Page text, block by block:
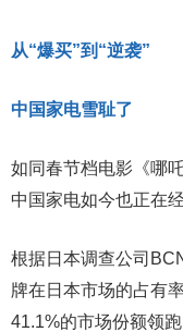
从“爆买”到“逆袭”
中国家电雪耻了
如同春节档电影《哪
中国家电如今也正在
根据日本调查公司
牌在日本市场的占有
41.1%的市场份额领